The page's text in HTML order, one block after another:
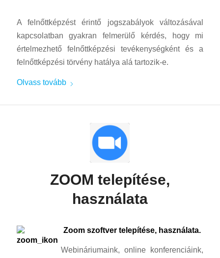
A felnőttképzést érintő jogszabályok változásával
kapcsolatban gyakran felmerülő kérdés, hogy mi
értelmezhető felnőttképzési tevékenységként és a
felnőttképzési törvény hatálya alá tartozik-e.
Olvass tovább
ZOOM telepítése,
használata
Zoom szoftver telepítése, használata.
Webináriumaink, online konferenciáink,